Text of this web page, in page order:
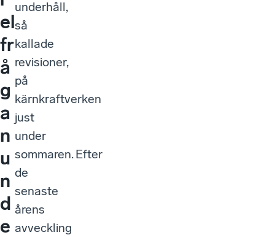
el
fr
å
g
a
n
u
n
d
e
underhåll,
så
kallade
revisioner,
på
kärnkraftverken
just
under
sommaren. Efter
de
senaste
årens
avveckling